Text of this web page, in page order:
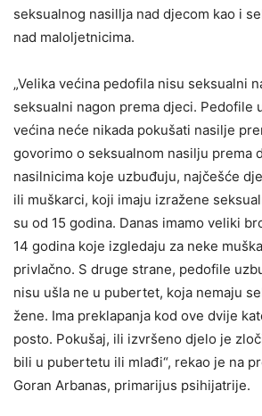
seksualnog nasillja nad djecom kao i
nad maloljetnicima.
„Velika većina pedofila nisu seksualni
seksualni nagon prema djeci. Pedofile
većina neće nikada pokušati nasilje
govorimo o seksualnom nasilju prema
nasilnicima koje uzbuđuju, najčešće
ili muškarci, koji imaju izražene
su od 15 godina. Danas imamo veliki
14 godina koje izgledaju za neke
privlačno. S druge strane, pedofile
nisu ušla ne u pubertet, koja nemaju
žene. Ima preklapanja kod ove dvije
posto. Pokušaj, ili izvršeno djelo je
bili u pubertetu ili mlađi“, rekao je na
Goran Arbanas, primarijus psihijatrije.